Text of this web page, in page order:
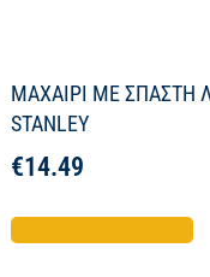
ΜΑΧΑΙΡΙ ME
STANLEY
€14.49